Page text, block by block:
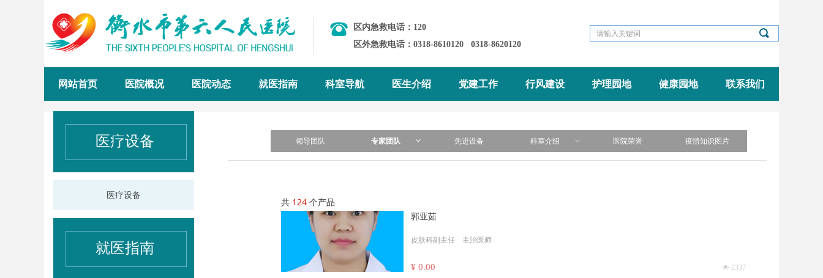
区内急救电话：120
区外急救电话：0318-8610120 0318-8620120
끠
网站首页 医院概况 医院动态 就医指南 科室导航 医生介绍 党建工作 行风建设 护理园地 健康园地 联系我们
共 124 个产品
郭亚茹
皮肤科副主任 主治医师
넶 2337
¥ 0.00
领导团队 ꀁ
专家团队 先进设备 ꀁ
科室介绍 医院荣誉 疫情知识图片
医疗设备
医疗设备
就医指南